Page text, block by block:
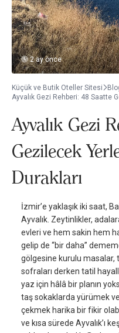
2 ay önce
Küçük ve Butik Oteller Sitesi
Ayvalık Gezi Rehberi: 48 Saatte
Ayvalık Gezi
Gezilecek
Durakları
İzmir’e yaklaşık iki saat,
Ayvalık. Zeytinlikler,
evleri ve hem sakin hem
gelip de “bir daha”
gölgesine kurulu masalar,
sofraları derken tatil
yaz için hâlâ bir planın
taş sokaklarda yürümek
çekmek harika bir fikir
ve kısa sürede Ayvalık’ı